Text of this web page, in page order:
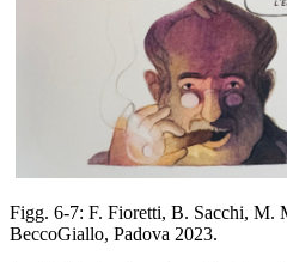
Figg. 6-7: F. Fioretti, B. Sacchi, M.
BeccoGiallo, Padova 2023.